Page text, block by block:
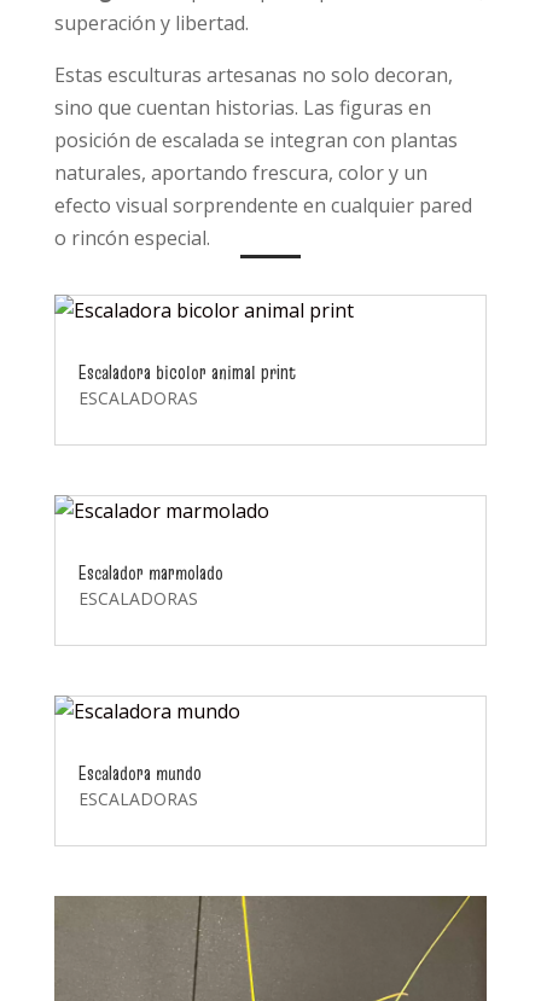
superación y libertad.
Estas esculturas artesanas no solo decoran,
sino que cuentan historias. Las figuras en
posición de escalada se integran con plantas
naturales, aportando frescura, color y un
efecto visual sorprendente en cualquier pared
o rincón especial.
Escaladora bicolor animal print
ESCALADORAS
Escalador marmolado
ESCALADORAS
Escaladora mundo
ESCALADORAS